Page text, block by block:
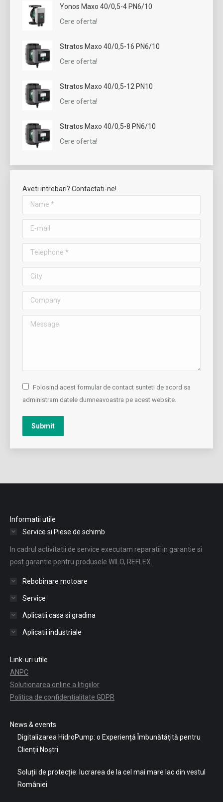
Yonos Maxo 40/0,5-4 PN6/10
Cere oferta!
Stratos Maxo 40/0,5-16 PN6/10
Cere oferta!
Stratos Maxo 40/0,5-12 PN10
Cere oferta!
Stratos Maxo 40/0,5-8 PN6/10
Cere oferta!
Aveti intrebari? Contactati-ne!
Name *
E-mail
Telephone *
City
Company
Message
Folosind acest formular de contact sunteti de acord sa
administram datele dumneavoastra pe acest website.
Submit
Informatii utile
Service si Piese de schimb
In cadrul activitatii de service executam reparatii in garantie si
post garantie pentru produsele WILO, REFLEX.
Rebobinare motoare
Service
Aplicatii casa si gradina
Aplicatii industriale
Link-uri utile
ANPC
Solutionarea online a litigiilor
Politica de confidentialitate GDPR
News & events
Digitalizarea HidroPump: o Experiență Îmbunătățită pentru
Clienții Noștri
Soluții de protecție: lucrarea de la cel mai mare lac din vestul
României